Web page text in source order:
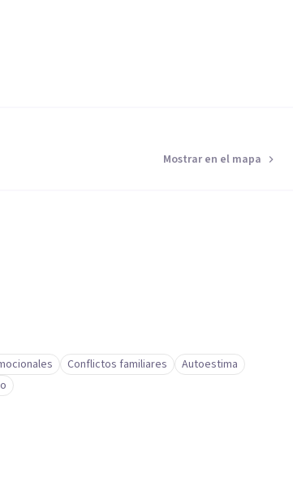
Mostrar en el mapa
Conflictos familiares
Autoestima